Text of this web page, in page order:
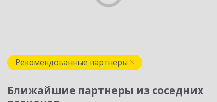
Рекомендованные партнеры
Ближайшие партнеры из соседних